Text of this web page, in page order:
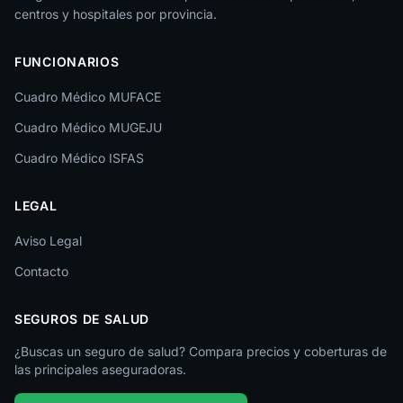
León
Lleida
Lugo
Málaga
Melilla
Murcia
Palencia
centros y hospitales por provincia.
FUNCIONARIOS
Cuadro Médico MUFACE
Cuadro Médico MUGEJU
Cuadro Médico ISFAS
LEGAL
Aviso Legal
Contacto
SEGUROS DE SALUD
¿Buscas un seguro de salud? Compara precios y coberturas de
las principales aseguradoras.